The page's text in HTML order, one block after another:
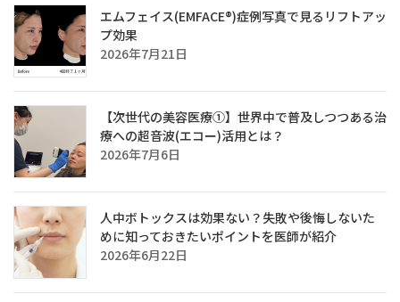
エムフェイス(EMFACE®)症例写真で見るリフトアッ
プ効果
2026年7月21日
【次世代の美容医療①】世界中で普及しつつある治
療への超音波(エコー)活用とは？
2026年7月6日
人中ボトックスは効果ない？失敗や後悔しないた
めに知っておきたいポイントを医師が紹介
2026年6月22日